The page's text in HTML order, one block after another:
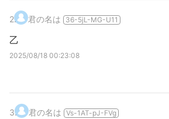
2. 君の名は 36-5jL-MG-U11
乙
2025/08/18 00:23:08
3. 君の名は Vs-1AT-pJ-FVg